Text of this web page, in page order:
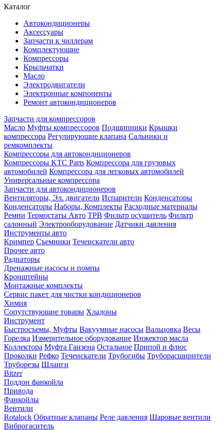
Каталог
Автокондиционеры
Аксессуары
Запчасти к чиллерам
Комплектующие
Компрессоры
Крыльчатки
Масло
Электродвигатели
Электронные компоненты
Ремонт автокондиционеров
Запчасти для компрессоров
Масло Муфты компрессоров Подшипники Крышки
компрессора Регулирующие клапана Сальники и
ремкомплекты
Компрессоры для автокондиционеров
Компрессоры KTC Parts Компрессора для грузовых
автомобилей Компрессора для легковых автомобилей
Универсальные компрессора
Запчасти для автокондиционеров
Вентиляторы, Эл. двигатели Испарители Конденсаторы
Конденсаторы Наборы, Комплекты Расходные материалы
Ремни Термостаты Авто ТРВ Фильтр осушитель Фильтр
салонный Электрооборудование Датчики давления
Инструменты авто
Кримпер Съемники Течеискатели авто
Прочее авто
Радиаторы
Дренажные насосы и помпы
Кронштейны
Монтажные комплекты
Сервис пакет для чистки кондиционеров
Химия
Сопутствующие товары Хладоны
Инструмент
Быстросъемы, Муфты Вакуумные насосы Вальцовка Весы
Горелка Измерительное оборудование Инжектор масла
Коллектора Муфта Ганзена Остальное Припой и флюс
Проколки Рефко Течеискатели Трубогибы Труборасширители
Труборезы Шланги
Bitzer
Поддон фанкойла
Привода
Фанкойлы
Вентили
Rotalock Обратные клапаны Реле давления Шаровые вентили
Виброгаситель